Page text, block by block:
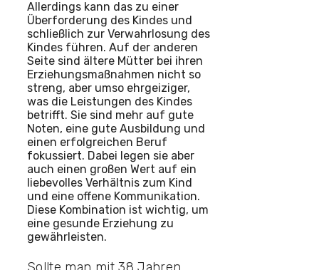
Allerdings kann das zu einer
Überforderung des Kindes und
schließlich zur Verwahrlosung des
Kindes führen. Auf der anderen
Seite sind ältere Mütter bei ihren
Erziehungsmaßnahmen nicht so
streng, aber umso ehrgeiziger,
was die Leistungen des Kindes
betrifft. Sie sind mehr auf gute
Noten, eine gute Ausbildung und
einen erfolgreichen Beruf
fokussiert. Dabei legen sie aber
auch einen großen Wert auf ein
liebevolles Verhältnis zum Kind
und eine offene Kommunikation.
Diese Kombination ist wichtig, um
eine gesunde Erziehung zu
gewährleisten.